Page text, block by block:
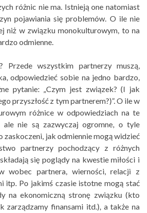
różnic nie ma. Istnieją one natomiast
pojawiania się problemów. O ile nie
niż w związku monokulturowym, to na
odmienne.
Przede wszystkim partnerzy muszą,
odpowiedzieć sobie na jedno bardzo,
pytanie: „Czym jest związek? (I jak
przyszłość z tym partnerem?)”. O ile w
różnice w odpowiedziach na te
ale nie są zazwyczaj ogromne, o tyle
zaskoczeni, jak odmiennie mogą widzieć
partnerzy pochodzący z różnych
się poglądy na kwestie miłości i
wobec partnera, wierności, relacji z
itp. Po jakimś czasie istotne mogą stać
na ekonomiczną stronę związku (kto
zarządzamy finansami itd.), a także na